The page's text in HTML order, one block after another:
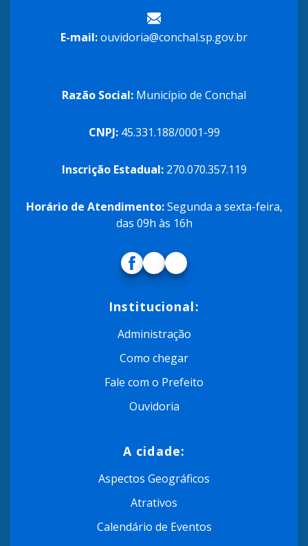
E-mail:ouvidoria@conchal.sp.gov.br
Razão Social: Município de Conchal
CNPJ:45.331.188/0001-99
Inscrição Estadual:270.070.357.119
Horário de Atendimento:Segunda a sexta-feira,
das 09h às 16h
Institucional:
Administração
Como chegar
Fale com o Prefeito
Ouvidoria
A cidade:
Aspectos Geográficos
Atrativos
Calendário de Eventos